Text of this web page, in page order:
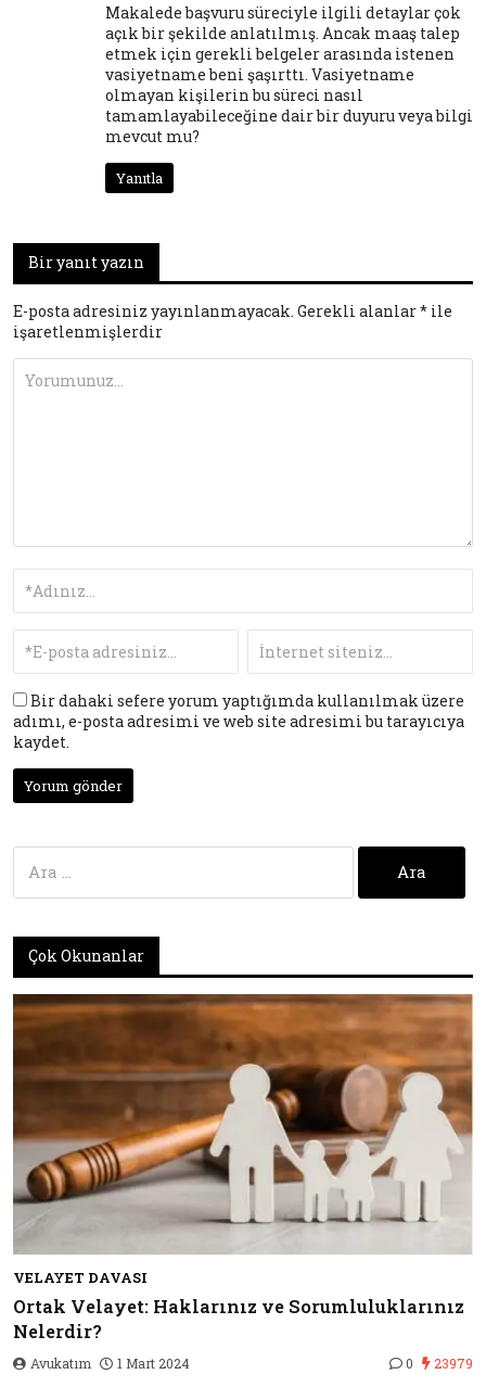
Makalede başvuru süreciyle ilgili detaylar çok
açık bir şekilde anlatılmış. Ancak maaş talep
etmek için gerekli belgeler arasında istenen
vasiyetname beni şaşırttı. Vasiyetname
olmayan kişilerin bu süreci nasıl
tamamlayabileceğine dair bir duyuru veya bilgi
mevcut mu?
Yanıtla
Bir yanıt yazın
E-posta adresiniz yayınlanmayacak. Gerekli alanlar* ile
işaretlenmişlerdir
Bir dahaki sefere yorum yaptığımda kullanılmak üzere
adımı, e-posta adresimi ve web site adresimi bu tarayıcıya
kaydet.
Arama:
Çok Okunanlar
VELAYET DAVASI
Ortak Velayet: Haklarınız ve Sorumluluklarınız
Nelerdir?
Avukatım 1 Mart 2024 0 23979